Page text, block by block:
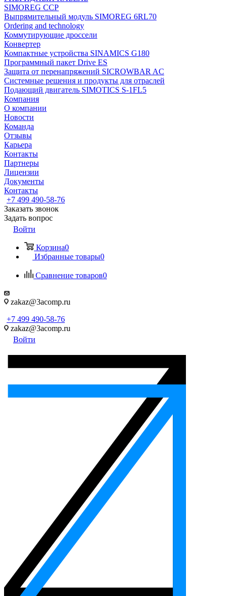
SIMOREG CCP
Выпрямительный модуль SIMOREG 6RL70
Ordering and technology
Коммутирующие дроссели
Конвертер
Компактные устройства SINAMICS G180
Программный пакет Drive ES
Защита от перенапряжений SICROWBAR AC
Системные решения и продукты для отраслей
Подающий двигатель SIMOTICS S-1FL5
Компания
О компании
Новости
Команда
Отзывы
Карьера
Контакты
Партнеры
Лицензии
Документы
Контакты
+7 499 490-58-76
Заказать звонок
Задать вопрос
Войти
Корзина0
Избранные товары0
Сравнение товаров0
zakaz@3acomp.ru
+7 499 490-58-76
zakaz@3acomp.ru
Войти